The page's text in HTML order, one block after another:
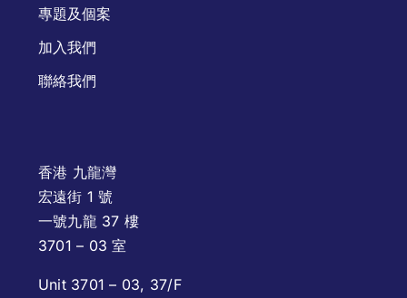
專題及個案
加入我們
聯絡我們
香港 九龍灣
宏遠街 1 號
一號九龍 37 樓
3701 – 03 室
Unit 3701 – 03, 37/F